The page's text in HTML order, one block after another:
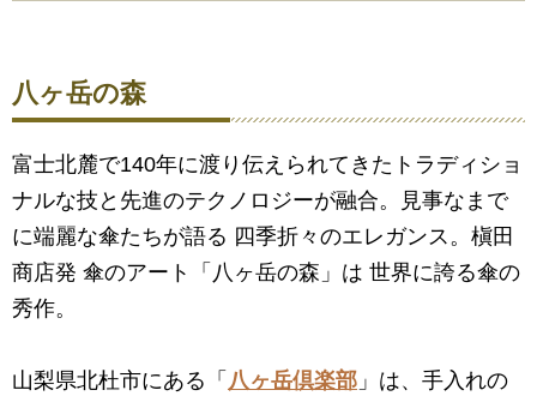
八ヶ岳の森
富士北麓で140年に渡り伝えられてきたトラディショ
ナルな技と先進のテクノロジーが融合。見事なまで
に端麗な傘たちが語る 四季折々のエレガンス。槇田
商店発 傘のアート「八ヶ岳の森」は 世界に誇る傘の
秀作。
山梨県北杜市にある「 八ヶ岳倶楽部 」は、手入れの